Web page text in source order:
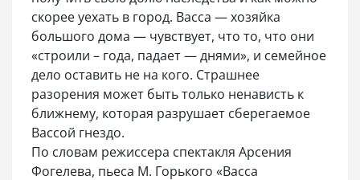
скорее уехать в город. Васса — хозяйка
большого дома — чувствует, что то, что они
«строили – года, падает — днями», и семейное
дело оставить не на кого. Страшнее
разорения может быть только ненависть к
ближнему, которая разрушает сберегаемое
Вассой гнездо.
По словам режиссера спектакля Арсения
Фогелева, пьеса М. Горького «Васса